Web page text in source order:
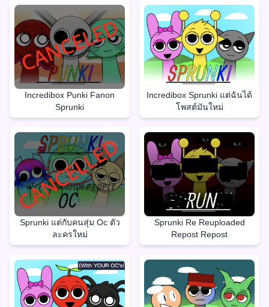
Incredibox Punki Fanon
Sprunki
Incredibox Sprunki แต่ฉันได้
โพสต์มันใหม่
Sprunki แต่กับคนสุ่ม Oc ตัว
ละครใหม่
Sprunki Re Reuploaded
Repost Repost